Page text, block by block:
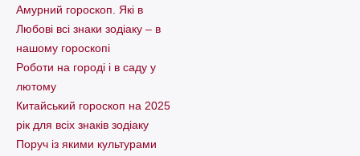
Амурний гороскоп. Які в
Любові всі знаки зодіаку – в
нашому гороскопі
Pоботи на городі і в саду у
лютому
Китайський гороскоп на 2025
рік для всіх знаків зодіаку
Поруч із якими культурами